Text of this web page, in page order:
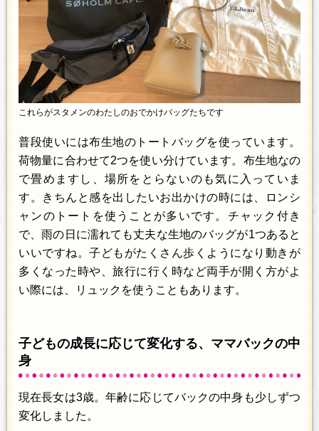
これらがスタメンのわたしのおでかけバッグたちです
普段使いには布生地のトートバッグを使っています。
荷物量に合わせて2つを使い分けています。布生地なの
で畳めますし、場所をとらないのも気に入っていま
す。きちんと感を出したいお出かけの時には、ロンシ
ャンのトートを使うことが多いです。チャック付き
で、雨の日に濡れても丈夫な生地のバッグが1つあると
いいですね。子どもがたくさん歩くようになり動きが
多くなった時や、旅行に行く時など両手が開く方がよ
い際には、リュックを使うこともあります。
子どもの成長に応じて変化する、ママバックの中
身
現在長女は3歳。年齢に応じてバックの中身も少しずつ
変化しました。